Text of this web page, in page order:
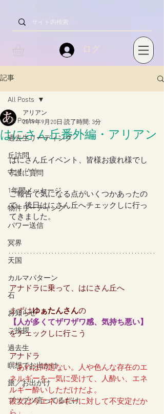
ログイン
記事
All Posts
過去生リーディング
丘訪問
守護に質問
1年間メッセージ
物件リーディング
パワー送信
冥界
天国
カルマパターン
石
お知らせ
ご挨拶
過去生
瞑想でお出かけ
旅／お出かけ
ブツブツ言ってるだけ
All Posts
はにさん丘番外編・アリアン
アリアン
2019年9月20日 読了時間: 3分
はにさん丘イベント、皆様お疲れ様でし
た！(^^)
ご報告で気になる点がいくつかあったの
で、後日はにさん丘へチェックしに行っ
てきました。
アナドラに乗って、はにさん丘へ
まずはゆぁたんさんの
【人が多くてザワザワ感、気持ち悪い】
をチェックしに行こう
アナドラ
「あれは問題ない。人や色んな存在のエ
ネルギーを一気に受けて、人酔い、エネ
ルギー酔いしただけだよ。
彼女は今エネルギーに対して不安定だか